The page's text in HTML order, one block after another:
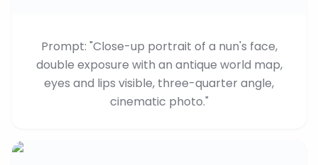
Prompt: "Close-up portrait of a nun's face,
double exposure with an antique world map,
eyes and lips visible, three-quarter angle,
cinematic photo."